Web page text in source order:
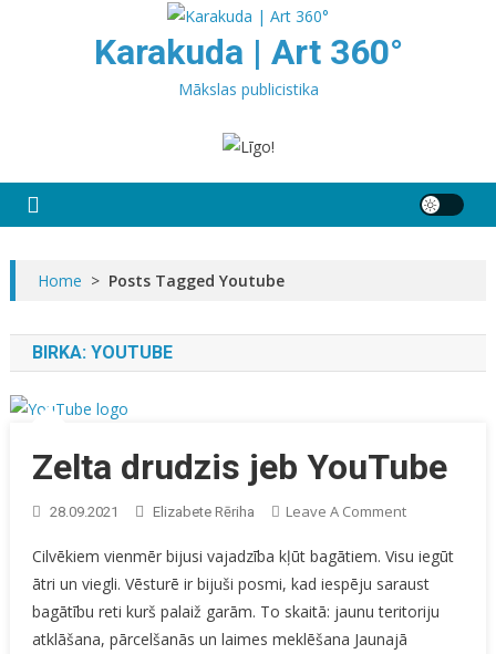
Karakuda | Art 360°
Mākslas publicistika
Home > Posts Tagged Youtube
BIRKA: YOUTUBE
Zelta drudzis jeb YouTube
28.09.2021 Elizabete Rēriha Leave A CommentOn
Drudzis
Jeb
YouTube
Cilvēkiem vienmēr bijusi vajadzība kļūt bagātiem. Visu iegūt
ātri un viegli. Vēsturē ir bijuši posmi, kad iespēju saraust
bagātību reti kurš palaiž garām. To skaitā: jaunu teritoriju
atklāšana, pārcelšanās un laimes meklēšana Jaunajā